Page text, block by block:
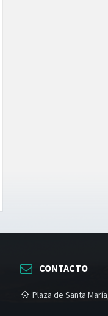
CONTACTO
Plaza de Santa